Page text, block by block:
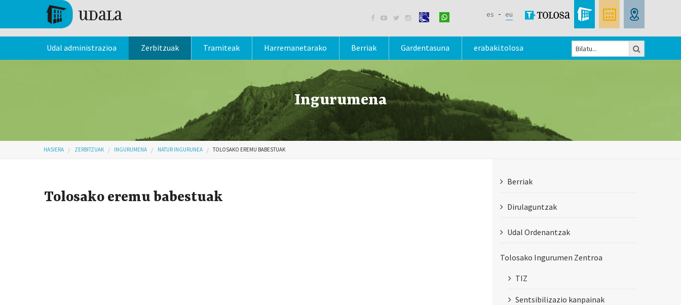
Skip to main content
    es eu
Udal administrazioa Zerbitzuak Tramiteak Harremanetarako Berriak Gardentasuna erabaki.tolosa
Bilaketa
Ingurumena
Hemen zaude
HASIERA ZERBITZUAK INGURUMENA NATUR INGURUNEA TOLOSAKO EREMU BABESTUAK
Tolosako eremu babestuak
Berriak
Dirulaguntzak
Udal Ordenantzak
Tolosako Ingurumen Zentroa
TIZ
Sentsibilizazio kanpainak